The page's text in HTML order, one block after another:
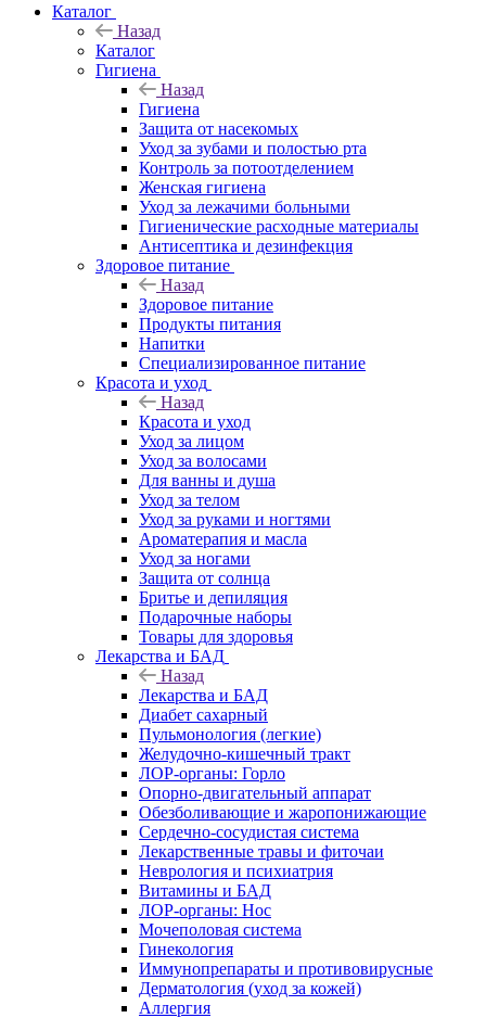
Каталог
Назад
Каталог
Гигиена
Назад
Гигиена
Защита от насекомых
Уход за зубами и полостью рта
Контроль за потоотделением
Женская гигиена
Уход за лежачими больными
Гигиенические расходные материалы
Антисептика и дезинфекция
Здоровое питание
Назад
Здоровое питание
Продукты питания
Напитки
Специализированное питание
Красота и уход
Назад
Красота и уход
Уход за лицом
Уход за волосами
Для ванны и душа
Уход за телом
Уход за руками и ногтями
Ароматерапия и масла
Уход за ногами
Защита от солнца
Бритье и депиляция
Подарочные наборы
Товары для здоровья
Лекарства и БАД
Назад
Лекарства и БАД
Диабет сахарный
Пульмонология (легкие)
Желудочно-кишечный тракт
ЛОР-органы: Горло
Опорно-двигательный аппарат
Обезболивающие и жаропонижающие
Сердечно-сосудистая система
Лекарственные травы и фиточаи
Неврология и психиатрия
Витамины и БАД
ЛОР-органы: Нос
Мочеполовая система
Гинекология
Иммунопрепараты и противовирусные
Дерматология (уход за кожей)
Аллергия